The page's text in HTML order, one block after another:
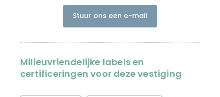
Stuur ons een e-mail
Milieuvriendelijke labels en
certificeringen voor deze vestiging